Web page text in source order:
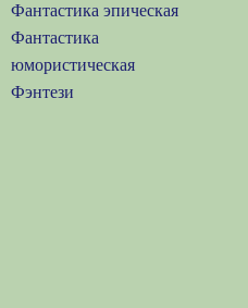
Фантастика эпическая
Фантастика
юмористическая
Фэнтези